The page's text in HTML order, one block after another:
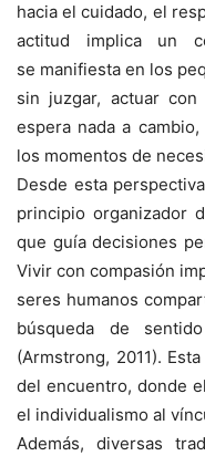
hacia el cuidado, el
actitud implica un
se manifiesta en los
sin juzgar, actuar
espera nada a
los momentos de
Desde esta
principio organizador
que guía decisiones
Vivir con compasión
seres humanos
búsqueda de
(Armstrong, 2011).
del encuentro, donde
el individualismo al
Además, diversas